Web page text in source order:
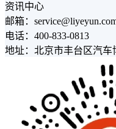
资讯中心
邮箱：
电话：400-833-0813
地址：北京市丰台区汽车